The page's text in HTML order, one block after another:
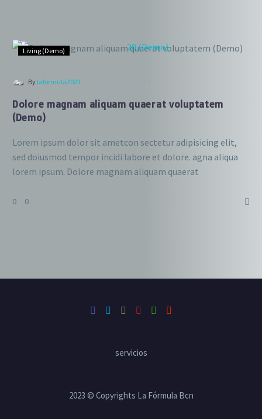
Living (Demo)
By laformula2023
Dolore magnam aliquam quaerat voluptatem
(Demo)
Lorem ipsum dolor sit ametcon sectetur adipisicing elit,
sed doiusmod tempor incidi labore et dolore. agna aliqua
lorem ipsum. Dolore magnam aliquam quaerat
0 0
servicios
2023 © Copyrights La Fórmula Bcn